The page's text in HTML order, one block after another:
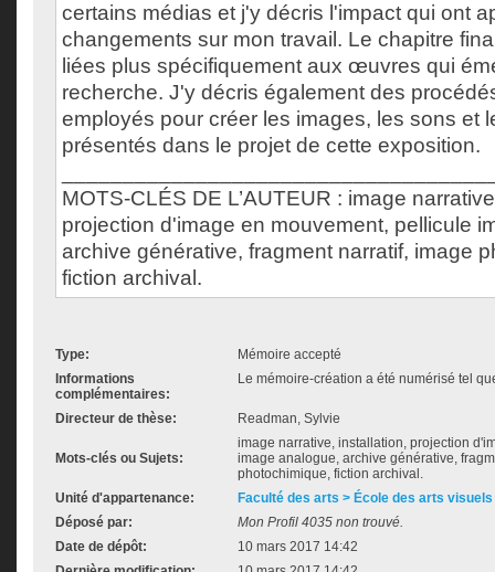
certains médias et j'y décris l'impact qui ont
changements sur mon travail. Le chapitre
liées plus spécifiquement aux œuvres qui
recherche. J'y décris également des
employés pour créer les images, les sons et
présentés dans le projet de cette exposition.
MOTS-CLÉS DE L’AUTEUR : image
projection d'image en mouvement, pellicule
archive générative, fragment narratif, image
fiction archival.
Type:
Mémoire accepté
Informations
complémentaires:
Le mémoire-création a été numérisé tel
Directeur de thèse: Readman, Sylvie
Mots-clés ou Sujets:
image narrative, installation, projection
image analogue, archive générative,
photochimique, fiction archival.
Unité d'appartenance:
Faculté des arts > École des arts
Déposé par:
Mon Profil 4035 non trouvé.
Date de dépôt:
10 mars 2017 14:42